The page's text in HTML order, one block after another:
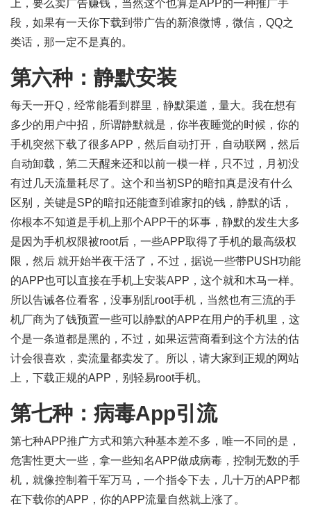
上，要么卖广告赚钱，当然这个也算是APP的一种推广手
段，如果有一天你下载到带广告的新浪微博，微信，QQ之
类话，那一定不是真的。
第六种：静默安装
每天一开Q，经常能看到群里，静默渠道，量大。我在想有
多少的用户中招，所谓静默就是，你半夜睡觉的时候，你的
手机突然下载了很多APP，然后自动打开，自动联网，然后
自动卸载，第二天醒来还和以前一模一样，只不过，月初没
有过几天流量耗尽了。这个和当初SP的暗扣真是没有什么
区别，关键是SP的暗扣还能查到谁家扣的钱，静默的话，
你根本不知道是手机上那个APP干的坏事，静默的发生大多
是因为手机权限被root后，一些APP取得了手机的最高级权
限，然后 就开始半夜干活了，不过，据说一些带PUSH功能
的APP也可以直接在手机上安装APP，这个就和木马一样。
所以告诫各位看客，没事别乱root手机，当然也有三流的手
机厂商为了钱预置一些可以静默的APP在用户的手机里，这
个是一条道都是黑的，不过，如果运营商看到这个方法的估
计会很喜欢，卖流量都卖发了。所以，请大家到正规的网站
上，下载正规的APP，别轻易root手机。
第七种：病毒App引流
第七种APP推广方式和第六种基本差不多，唯一不同的是，
危害性更大一些，拿一些知名APP做成病毒，控制无数的手
机，就像控制着千军万马，一个指令下去，几十万的APP都
在下载你的APP，你的APP流量自然就上涨了。